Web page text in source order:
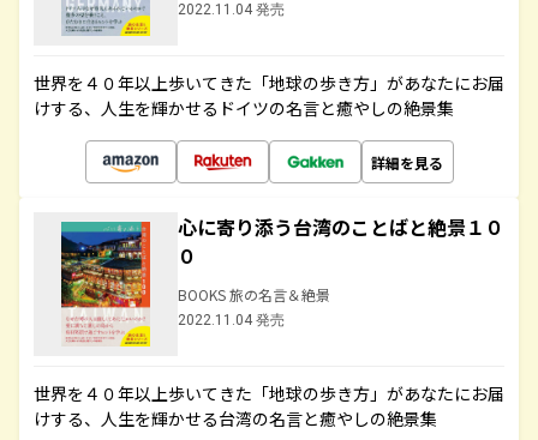
2022.11.04 発売
世界を４０年以上歩いてきた「地球の歩き方」があなたにお届
けする、人生を輝かせるドイツの名言と癒やしの絶景集
詳細を見る
心に寄り添う台湾のことばと絶景１０
０
BOOKS 旅の名言＆絶景
2022.11.04 発売
世界を４０年以上歩いてきた「地球の歩き方」があなたにお届
けする、人生を輝かせる台湾の名言と癒やしの絶景集